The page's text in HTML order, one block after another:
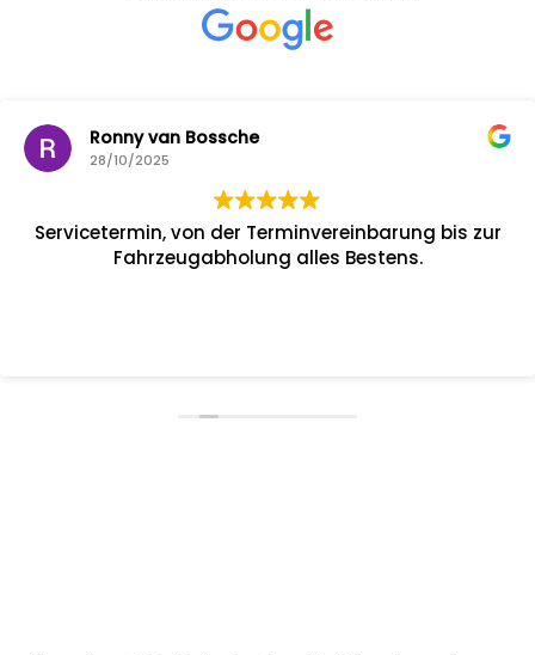
Ronny van Bossche
28/10/2025
Servicetermin, von der Terminvereinbarung bis zur
Fahrzeugabholung alles Bestens.